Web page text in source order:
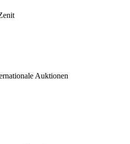
Auktionen